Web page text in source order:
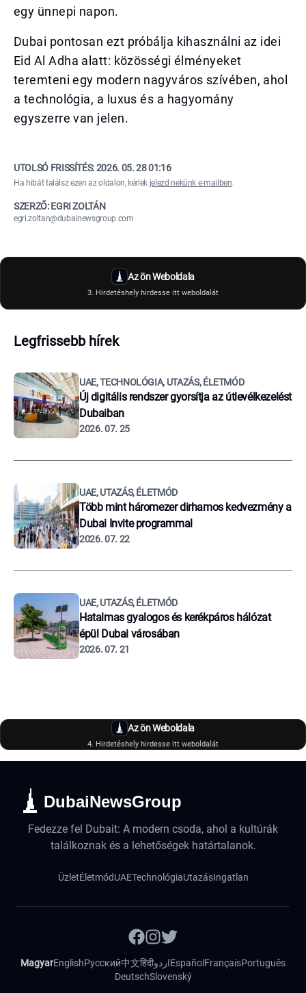
egy ünnepi napon.
Dubai pontosan ezt próbálja kihasználni az idei
Eid Al Adha alatt: közösségi élményeket
teremteni egy modern nagyváros szívében, ahol
a technológia, a luxus és a hagyomány
egyszerre van jelen.
UTOLSÓ FRISSÍTÉS:2026. 05. 28 01:16
Ha hibát találsz ezen az oldalon, kérlek jelezd nekünk e-mailben.
SZERZŐ: EGRI ZOLTÁN
egri.zoltan@dubainewsgroup.com
Az ön Weboldala
3. Hirdetéshely hirdesse itt weboldalát
Legfrissebb hírek
UAE, TECHNOLÓGIA, UTAZÁS, ÉLETMÓD
Új digitális rendszer gyorsítja az útlevélkezelést
Dubaiban
2026. 07. 25
UAE, UTAZÁS, ÉLETMÓD
Több mint háromezer dirhamos kedvezmény a
Dubai Invite programmal
2026. 07. 22
UAE, UTAZÁS, ÉLETMÓD
Hatalmas gyalogos és kerékpáros hálózat
épül Dubai városában
2026. 07. 21
Az ön Weboldala
4. Hirdetéshely hirdesse itt weboldalát
DubaiNewsGroup
Fedezze fel Dubait: A modern csoda, ahol a kultúrák
találkoznak és a lehetőségek határtalanok.
ÜzletÉletmódUAETechnológiaUtazásIngatlan
MagyarEnglishРусский中文हिंदीاردوEspañol FrançaisPortuguês
DeutschSlovenský